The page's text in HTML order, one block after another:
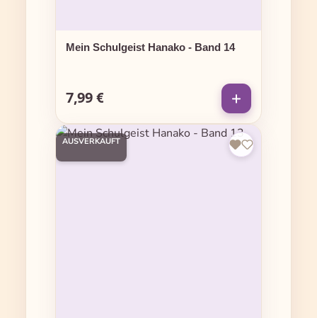
Mein Schulgeist Hanako - Band 14
Regulärer Preis:
7,99 €
AUSVERKAUFT